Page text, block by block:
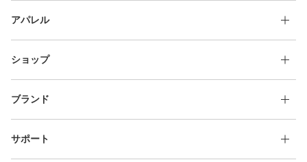
アパレル
ショップ
ブランド
サポート